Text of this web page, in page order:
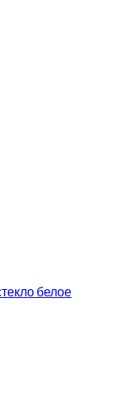
белое